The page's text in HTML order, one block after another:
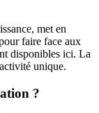
met en
faire face aux
disponibles ici. La
unique.
?